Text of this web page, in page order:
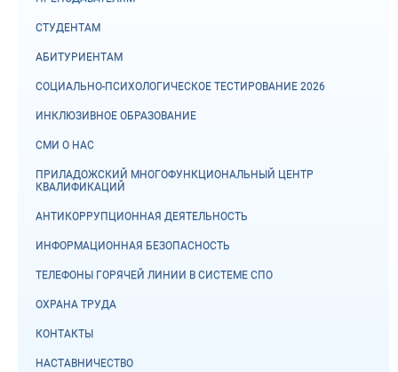
СТУДЕНТАМ
АБИТУРИЕНТАМ
СОЦИАЛЬНО-ПСИХОЛОГИЧЕСКОЕ ТЕСТИРОВАНИЕ 2026
ИНКЛЮЗИВНОЕ ОБРАЗОВАНИЕ
СМИ О НАС
ПРИЛАДОЖСКИЙ МНОГОФУНКЦИОНАЛЬНЫЙ ЦЕНТР
КВАЛИФИКАЦИЙ
АНТИКОРРУПЦИОННАЯ ДЕЯТЕЛЬНОСТЬ
ИНФОРМАЦИОННАЯ БЕЗОПАСНОСТЬ
ТЕЛЕФОНЫ ГОРЯЧЕЙ ЛИНИИ В СИСТЕМЕ СПО
ОХРАНА ТРУДА
КОНТАКТЫ
НАСТАВНИЧЕСТВО